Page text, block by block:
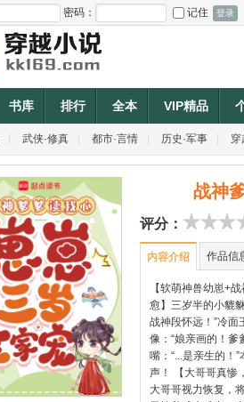
密码： 记住
书库 排行 全本 VIP精品
武侠·修真 都市·言情 历史·军事 穿
战神
评分：
内容介绍 作品信
【软萌神兽幼崽+
愈】三岁半的小貔
战神段怀远！”冷面
像：“娘亲画的！爹
嘴：“...是亲生的！
声！ 【大哥哥真惨
大哥哥视力恢复，